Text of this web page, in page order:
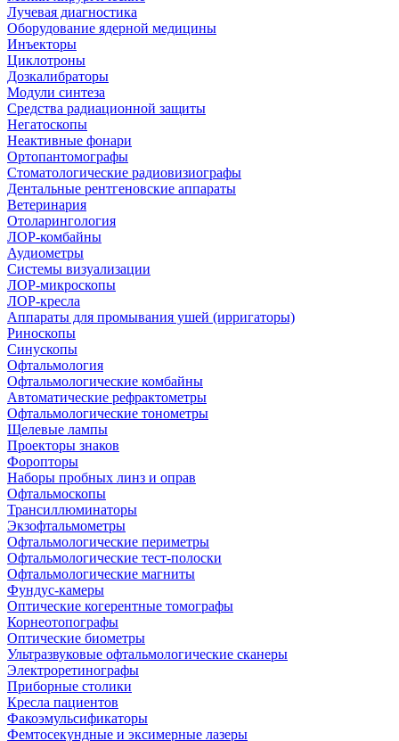
Лучевая диагностика
Оборудование ядерной медицины
Инъекторы
Циклотроны
Дозкалибраторы
Модули синтеза
Средства радиационной защиты
Негатоскопы
Неактивные фонари
Ортопантомографы
Стоматологические радиовизиографы
Дентальные рентгеновские аппараты
Ветеринария
Отоларингология
ЛОР-комбайны
Аудиометры
Системы визуализации
ЛОР-микроскопы
ЛОР-кресла
Аппараты для промывания ушей (ирригаторы)
Риноскопы
Синускопы
Офтальмология
Офтальмологические комбайны
Автоматические рефрактометры
Офтальмологические тонометры
Щелевые лампы
Проекторы знаков
Форопторы
Наборы пробных линз и оправ
Офтальмоскопы
Трансиллюминаторы
Экзофтальмометры
Офтальмологические периметры
Офтальмологические тест-полоски
Офтальмологические магниты
Фундус-камеры
Оптические когерентные томографы
Корнеотопографы
Оптические биометры
Ультразвуковые офтальмологические сканеры
Электроретинографы
Приборные столики
Кресла пациентов
Факоэмульсификаторы
Фемтосекундные и эксимерные лазеры